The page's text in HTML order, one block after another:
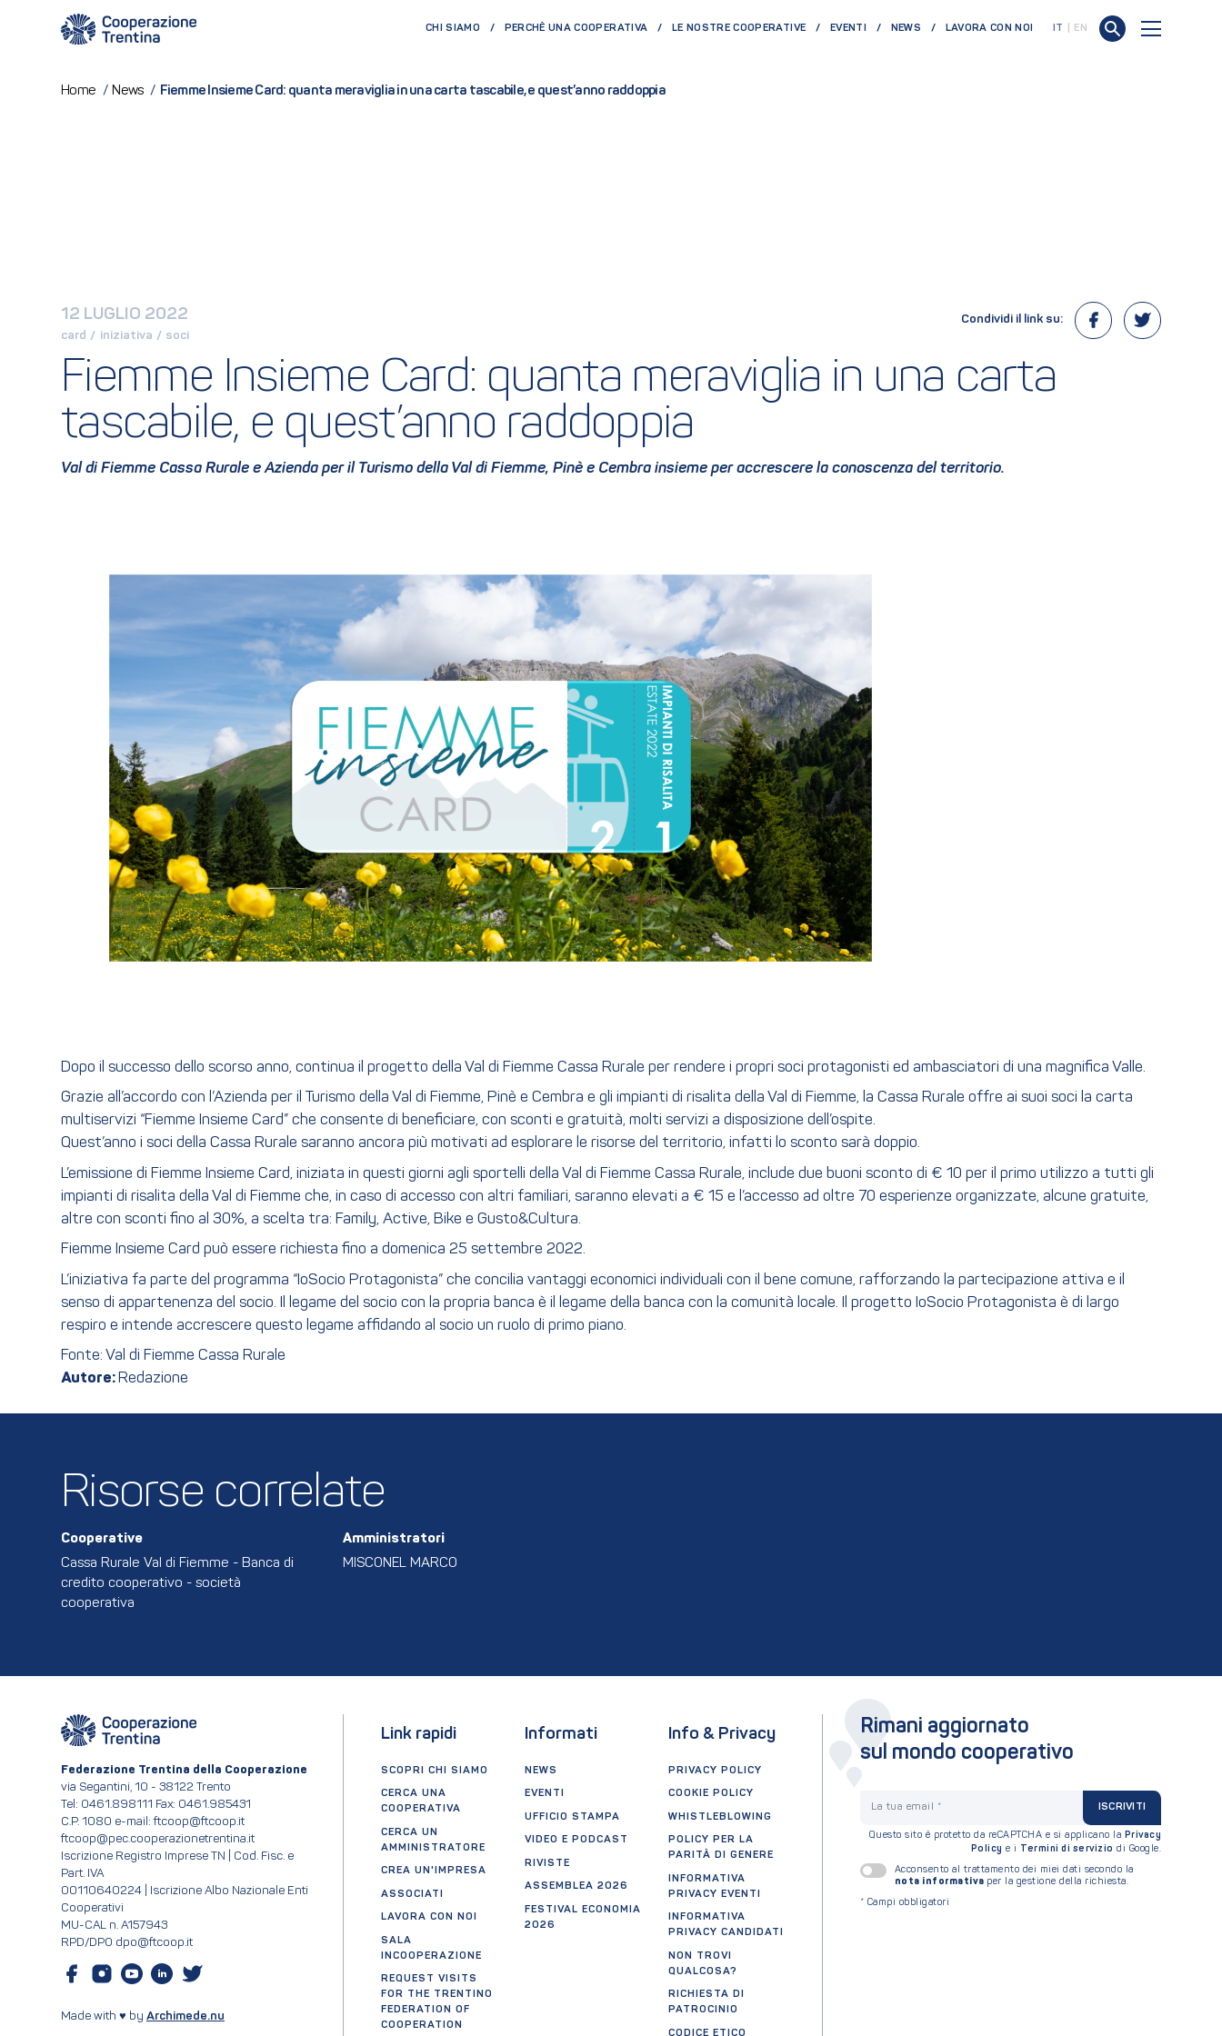
CHI SIAMO PERCHÈ UNA COOPERATIVA LE NOSTRE COOPERATIVE EVENTI NEWS LAVORA CON NOI IT EN
Home / News / Fiemme Insieme Card: quanta meraviglia in una carta tascabile, e quest’anno raddoppia
12 LUGLIO 2022
card / iniziativa / soci
Condividi il link su:
Fiemme Insieme Card: quanta meraviglia in una carta
tascabile, e quest’anno raddoppia
Val di Fiemme Cassa Rurale e Azienda per il Turismo della Val di Fiemme, Pinè e Cembra insieme per accrescere la conoscenza del territorio.
Dopo il successo dello scorso anno, continua il progetto della Val di Fiemme Cassa Rurale per rendere i propri soci protagonisti ed ambasciatori di una magnifica Valle.
Grazie all’accordo con l’Azienda per il Turismo della Val di Fiemme, Pinè e Cembra e gli impianti di risalita della Val di Fiemme, la Cassa Rurale offre ai suoi soci la carta
multiservizi “Fiemme Insieme Card” che consente di beneficiare, con sconti e gratuità, molti servizi a disposizione dell’ospite.
Quest’anno i soci della Cassa Rurale saranno ancora più motivati ad esplorare le risorse del territorio, infatti lo sconto sarà doppio.
L’emissione di Fiemme Insieme Card, iniziata in questi giorni agli sportelli della Val di Fiemme Cassa Rurale, include due buoni sconto di € 10 per il primo utilizzo a tutti gli
impianti di risalita della Val di Fiemme che, in caso di accesso con altri familiari, saranno elevati a € 15 e l’accesso ad oltre 70 esperienze organizzate, alcune gratuite,
altre con sconti fino al 30%, a scelta tra: Family, Active, Bike e Gusto&Cultura.
Fiemme Insieme Card può essere richiesta fino a domenica 25 settembre 2022.
L’iniziativa fa parte del programma “IoSocio Protagonista” che concilia vantaggi economici individuali con il bene comune, rafforzando la partecipazione attiva e il
senso di appartenenza del socio. Il legame del socio con la propria banca è il legame della banca con la comunità locale. Il progetto IoSocio Protagonista è di largo
respiro e intende accrescere questo legame affidando al socio un ruolo di primo piano.
Fonte: Val di Fiemme Cassa Rurale
Autore:Redazione
Risorse correlate
Cooperative
Cassa Rurale Val di Fiemme - Banca di
credito cooperativo - società
cooperativa
Amministratori
MISCONEL MARCO
Federazione Trentina della Cooperazione
via Segantini, 10 - 38122 Trento
Tel: 0461.898111 Fax: 0461.985431
C.P. 1080 e-mail: ftcoop@ftcoop.it
ftcoop@pec.cooperazionetrentina.it
Iscrizione Registro Imprese TN | Cod. Fisc. e
Part. IVA
00110640224 | Iscrizione Albo Nazionale Enti
Cooperativi
MU-CAL n. A157943
RPD/DPO dpo@ftcoop.it
Made with ♥ by Archimede.nu
Link rapidi
SCOPRI CHI SIAMO
CERCA UNA
COOPERATIVA
CERCA UN
AMMINISTRATORE
CREA UN'IMPRESA
ASSOCIATI
LAVORA CON NOI
SALA
INCOOPERAZIONE
REQUEST VISITS
FOR THE TRENTINO
FEDERATION OF
COOPERATION
Informati
NEWS
EVENTI
UFFICIO STAMPA
VIDEO E PODCAST
RIVISTE
ASSEMBLEA 2026
FESTIVAL ECONOMIA
2026
Info & Privacy
PRIVACY POLICY
COOKIE POLICY
WHISTLEBLOWING
POLICY PER LA
PARITÀ DI GENERE
INFORMATIVA
PRIVACY EVENTI
INFORMATIVA
PRIVACY CANDIDATI
NON TROVI
QUALCOSA?
RICHIESTA DI
PATROCINIO
CODICE ETICO
Rimani aggiornato
sul mondo cooperativo
ISCRIVITI
Questo sito è protetto da reCAPTCHA e si applicano la Privacy
Policy e i Termini di servizio di Google.
Acconsento al trattamento dei miei dati secondo la
nota informativa per la gestione della richiesta.
* Campi obbligatori